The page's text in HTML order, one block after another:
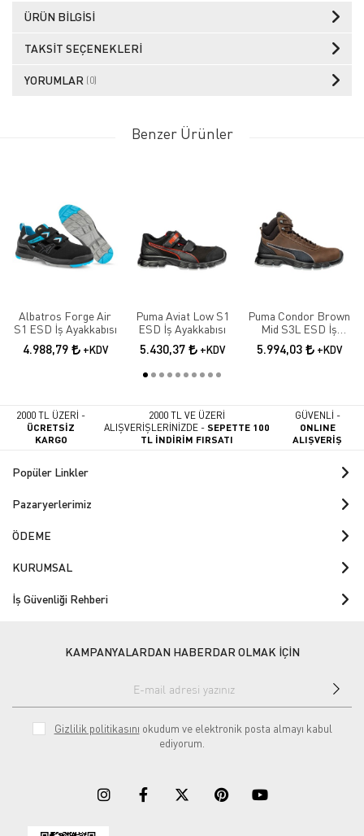
ÜRÜN BILGISI
TAKSIT SEÇENEKLERI
YORUMLAR (0)
Benzer Ürünler
Albatros Forge Air
S1 ESD İş Ayakkabısı
4.988,79 +KDV
Puma Aviat Low S1
ESD İş Ayakkabısı
5.430,37 +KDV
Puma Condor Brown
Mid S3L ESD İş
Ayakkabısı
5.994,03 +KDV
2000 TL ÜZERİ -
ÜCRETSİZ
KARGO
2000 TL VE ÜZERİ
ALIŞVERİŞLERİNİZDE -SEPETTE 100
TL İNDİRİM FIRSATI
GÜVENLİ -
ONLINE
ALIŞVERİŞ
Popüler Linkler
Pazaryerlerimiz
ÖDEME
KURUMSAL
İş Güvenliği Rehberi
KAMPANYALARDAN HABERDAR OLMAK İÇİN
Gizlilik politikasını okudum ve elektronik posta almayı kabul
ediyorum.